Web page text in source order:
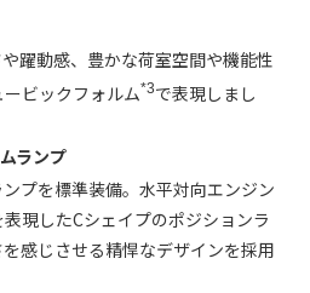
躍動感、豊かな荷室空間や機能性
ビックフォルム*3で表現しまし
ランプ
プを標準装備。水平対向エンジン
現したCシェイプのポジションラ
感じさせる精悍なデザインを採用